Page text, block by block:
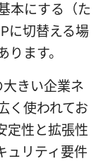
本にする（た
に切替える場
ます。
きい企業ネ
く使われてお
定性と拡張性
ュリティ要件